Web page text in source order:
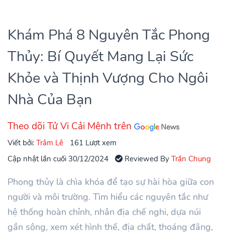
Khám Phá 8 Nguyên Tắc Phong
Thủy: Bí Quyết Mang Lại Sức
Khỏe và Thịnh Vượng Cho Ngôi
Nhà Của Bạn
Theo dõi Tử Vi Cải Mệnh trên
Viết bởi:Trâm Lê
161 Lượt xem
Cập nhật lần cuối 30/12/2024
Reviewed ByTrần Chung
Phong thủy là chìa khóa để tạo sự hài hòa giữa con
người và môi trường. Tìm hiểu các nguyên tắc như
hệ thống hoàn chỉnh, nhân địa chế nghi, dựa núi
gần sông, xem xét hình thế, địa chất, thoáng đãng,